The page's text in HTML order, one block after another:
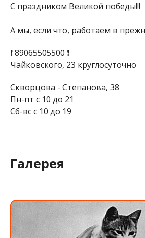
С праздником Великой победы!!!
А мы, если что, работаем в
❗ 89065505500 ❗
Чайковского, 23 круглосуточно
Скворцова - Степанова, 38
Пн-пт с 10 до 21
Сб-вс с 10 до 19
Галерея